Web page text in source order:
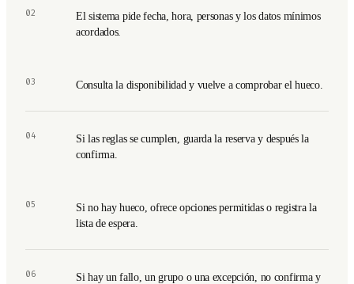
02
El sistema pide fecha, hora, personas y los datos mínimos
acordados.
03 Consulta la disponibilidad y vuelve a comprobar el hueco.
04
Si las reglas se cumplen, guarda la reserva y después la
confirma.
05
Si no hay hueco, ofrece opciones permitidas o registra la
lista de espera.
06
Si hay un fallo, un grupo o una excepción, no confirma y